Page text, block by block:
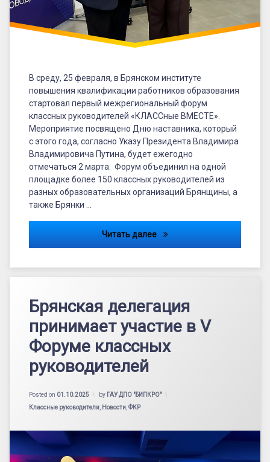
В среду, 25 февраля, в Брянском институте
повышения квалификации работников образования
стартовал первый межрегиональный форум
классных руководителей «КЛАССные ВМЕСТЕ».
Мероприятие посвящено Дню наставника, который
с этого года, согласно Указу Президента Владимира
Владимировича Путина, будет ежегодно
отмечаться 2 марта. Форум объединил на одной
площадке более 150 классных руководителей из
разных образовательных организаций Брянщины, а
также Брянки …
Читать далее «КЛАССные ВМЕСТЕ»
Брянская делегация
принимает участие в V
Форуме классных
руководителей
Posted on 01.10.2025 by ГАУ ДПО "БИПКРО"
Категории:
Классные руководители Новости ФКР